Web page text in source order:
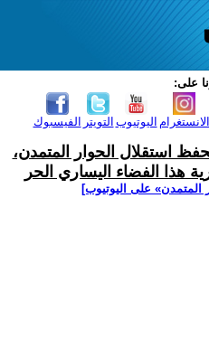
على:
الفيسبوك التويتر اليوتيوب الانستغرام
استقلال الحوار المتمدن،
هذا الفضاء اليساري الحر
المتمدن» على اليوتيوب]